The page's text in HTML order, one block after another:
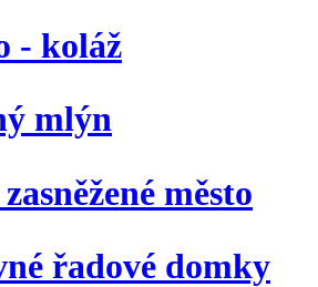
- koláž
mlýn
město
řadové domky